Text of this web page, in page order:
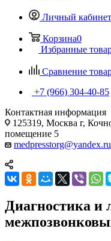
Личный кабинет
Корзина0
Избранные
Сравнение
+7 (966) 304-40-85
Контактная информация
125319, Москва г,
помещение 5
medpresstorg@yandex.ru
Диагностика и